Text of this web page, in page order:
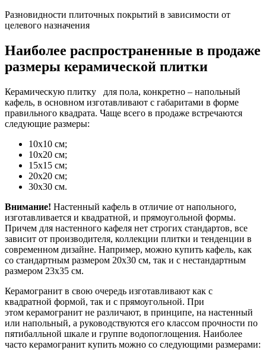
Разновидности плиточных покрытий в зависимости от
целевого назначения
Наиболее распространенные в продаже
размеры керамической плитки
Керамическую плитку для пола, конкретно – напольный
кафель, в основном изготавливают с габаритами в форме
правильного квадрата. Чаще всего в продаже встречаются
следующие размеры:
10х10 см;
10х20 см;
15х15 см;
20х20 см;
30х30 см.
Внимание! Настенный кафель в отличие от напольного,
изготавливается и квадратной, и прямоугольной формы.
Причем для настенного кафеля нет строгих стандартов, все
зависит от производителя, коллекции плитки и тенденции в
современном дизайне. Например, можно купить кафель, как
со стандартным размером 20х30 см, так и с нестандартным
размером 23х35 см.
Керамогранит в свою очередь изготавливают как с
квадратной формой, так и с прямоугольной. При
этом керамогранит не различают, в принципе, на настенный
или напольный, а руководствуются его классом прочности по
пятибалльной шкале и группе водопоглощения. Наиболее
часто керамогранит купить можно со следующими размерами: